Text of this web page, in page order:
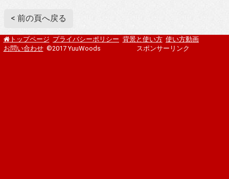
< 前の頁へ戻る
トップページ プライバシーポリシー 背景と使い方 使い方動画
お問い合わせ ©2017 YuuWoods スポンサーリンク